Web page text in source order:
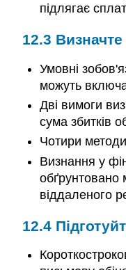
підлягає
12.3
Умовні
можуть
Дві вимоги
сума збитків
Чотири
Визнання у
обґрунтовано
віддаленого
12.4